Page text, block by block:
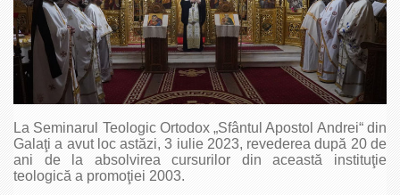
La Seminarul Teologic Ortodox „Sfântul Apostol Andrei“ din
Galaţi a avut loc astăzi, 3 iulie 2023, revederea după 20 de
ani de la absolvirea cursurilor din această instituţie
teologică a promoţiei 2003.